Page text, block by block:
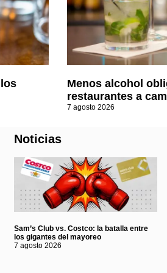
Menos alcohol
restaurantes a
7 agosto 2026
Noticias
Sam’s Club vs. Costco: la batalla entre
los gigantes del mayoreo
7 agosto 2026